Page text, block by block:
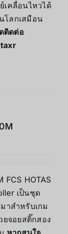
คลื่อนไหวได้
โลกเสมือน
ติดต่อ
FCS HOTAS
เป็นชุด
าสำหรับเกม
ยจอยสติ๊กสอง